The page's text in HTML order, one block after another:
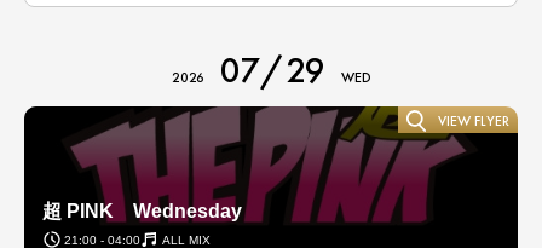
2026 07/29 WED
超 PINK Wednesday
21:00 - 04:00 ALL MIX
VIEW FLYER